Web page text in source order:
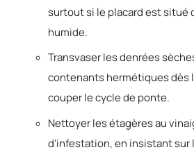
surtout si le placard est situé
humide.
Transvaser les denrées
contenants hermétiques dès
couper le cycle de ponte.
Nettoyer les étagères au
d’infestation, en insistant sur